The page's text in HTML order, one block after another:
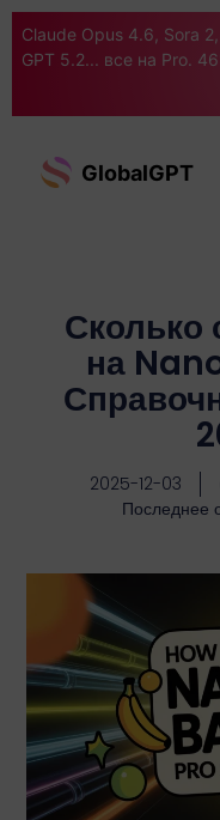
Claude Opus 4.6, Sora
GPT 5.2... все на Pro.
GlobalGPT
Сколько
на
2025-12-03
Последнее